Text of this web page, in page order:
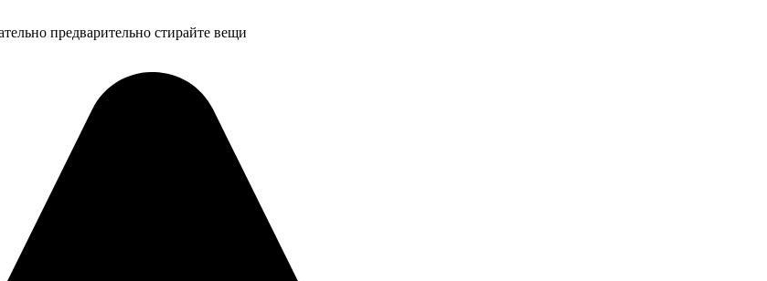
предварительно стирайте вещи